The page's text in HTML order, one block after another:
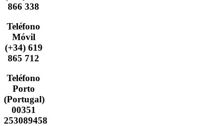
866 338
Teléfono
Móvil
(+34) 619
865 712
Teléfono
Porto
(Portugal)
00351
253089458